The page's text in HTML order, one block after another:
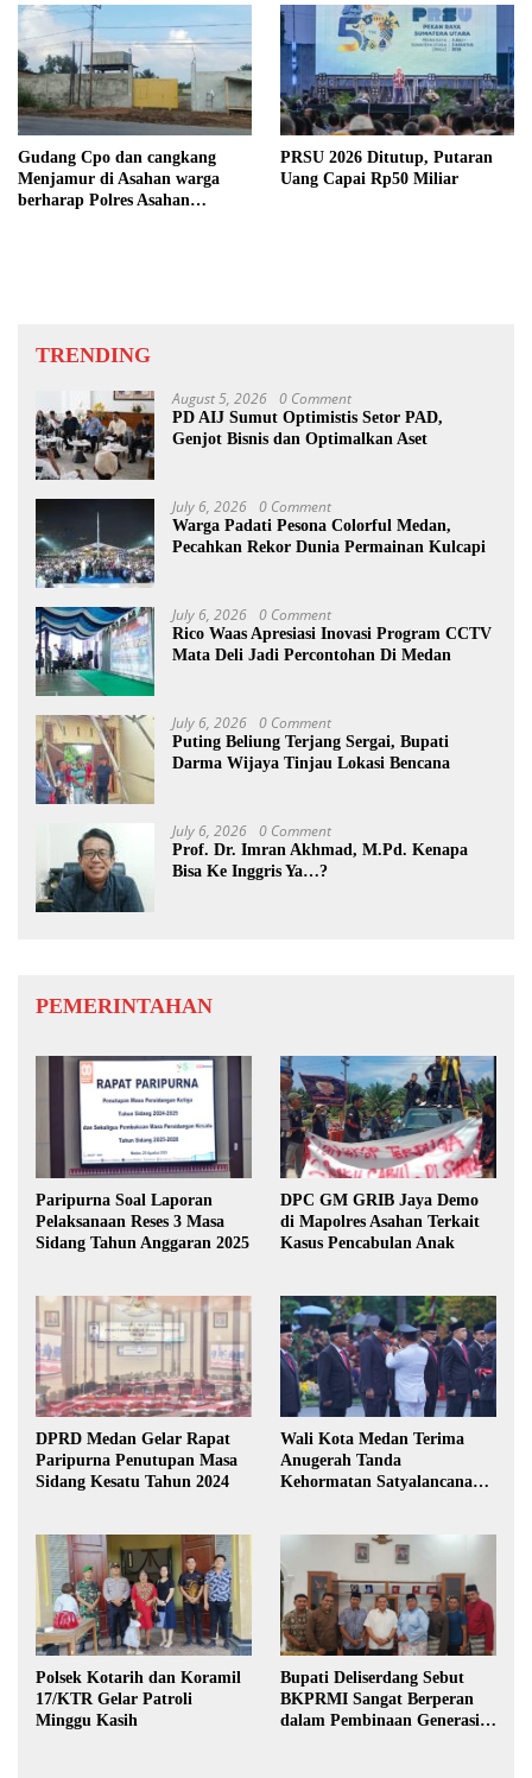
Gudang Cpo dan cangkang
Menjamur di Asahan warga
berharap Polres Asahan
PRSU 2026 Ditutup, Putaran
Uang Capai Rp50 Miliar
TRENDING
August 5, 2026 0 Comment
PD AIJ Sumut Optimistis Setor PAD,
Genjot Bisnis dan Optimalkan Aset
July 6, 2026 0 Comment
Warga Padati Pesona Colorful Medan,
Pecahkan Rekor Dunia Permainan Kulcapi
July 6, 2026 0 Comment
Rico Waas Apresiasi Inovasi Program CCTV
Mata Deli Jadi Percontohan Di Medan
July 6, 2026 0 Comment
Puting Beliung Terjang Sergai, Bupati
Darma Wijaya Tinjau Lokasi Bencana
July 6, 2026 0 Comment
Prof. Dr. Imran Akhmad, M.Pd. Kenapa
Bisa Ke Inggris Ya…?
PEMERINTAHAN
Paripurna Soal Laporan
Pelaksanaan Reses 3 Masa
Sidang Tahun Anggaran 2025
DPC GM GRIB Jaya Demo
di Mapolres Asahan Terkait
Kasus Pencabulan Anak
DPRD Medan Gelar Rapat
Paripurna Penutupan Masa
Sidang Kesatu Tahun 2024
Wali Kota Medan Terima
Anugerah Tanda
Kehormatan Satyalancana
Polsek Kotarih dan Koramil
17/KTR Gelar Patroli
Minggu Kasih
Bupati Deliserdang Sebut
BKPRMI Sangat Berperan
dalam Pembinaan Generasi